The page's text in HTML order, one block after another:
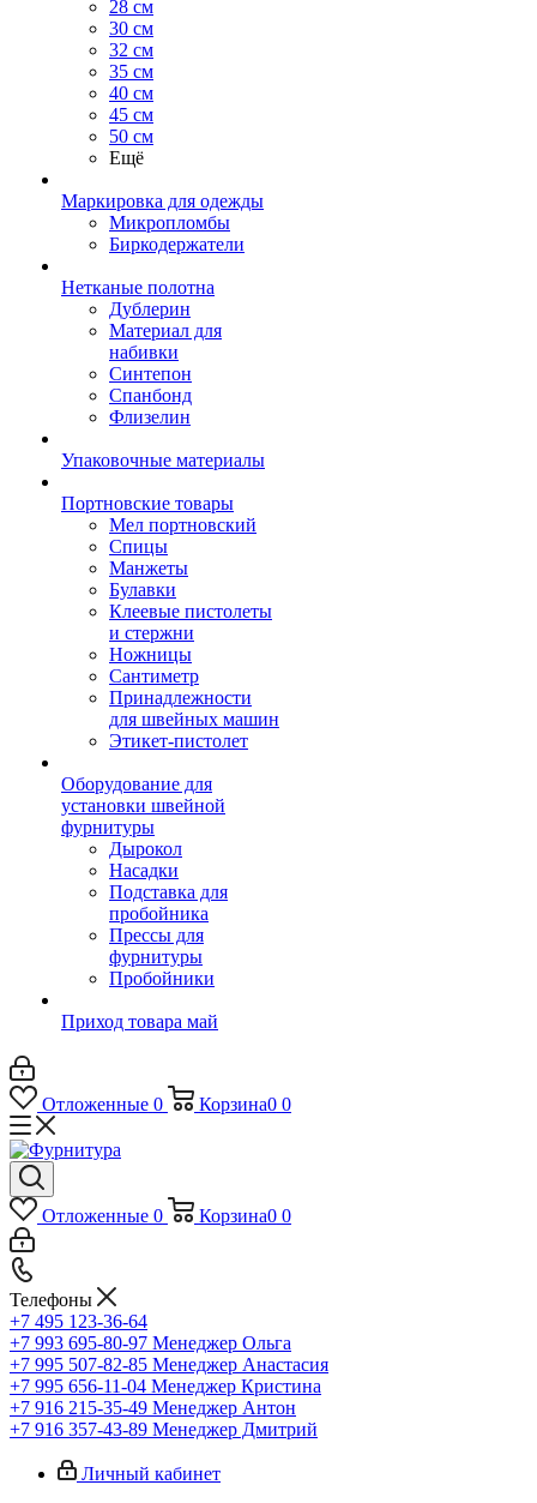
28 см
30 см
32 см
35 см
40 см
45 см
50 см
Ещё
Маркировка для одежды
Микропломбы
Биркодержатели
Нетканые полотна
Дублерин
Материал для
набивки
Синтепон
Спанбонд
Флизелин
Упаковочные материалы
Портновские товары
Мел портновский
Спицы
Манжеты
Булавки
Клеевые пистолеты
и стержни
Ножницы
Сантиметр
Принадлежности
для швейных машин
Этикет-пистолет
Оборудование для
установки швейной
фурнитуры
Дырокол
Насадки
Подставка для
пробойника
Прессы для
фурнитуры
Пробойники
Приход товара май
Отложенные 0 Корзина0 0
Отложенные 0 Корзина0 0
Телефоны
+7 495 123-36-64
+7 993 695-80-97 Менеджер Ольга
+7 995 507-82-85 Менеджер Анастасия
+7 995 656-11-04 Менеджер Кристина
+7 916 215-35-49 Менеджер Антон
+7 916 357-43-89 Менеджер Дмитрий
Личный кабинет